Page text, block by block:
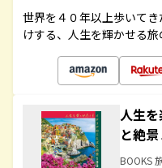
世界を４０年以上歩いて
けする、人生を輝かせる
人生
と絶
BOOKS